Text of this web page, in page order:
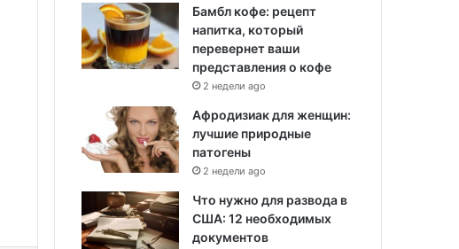
Бамбл кофе: рецепт
напитка, который
перевернет ваши
представления о кофе
2 недели ago
Афродизиак для женщин:
лучшие природные
патогены
2 недели ago
Что нужно для развода в
США: 12 необходимых
документов